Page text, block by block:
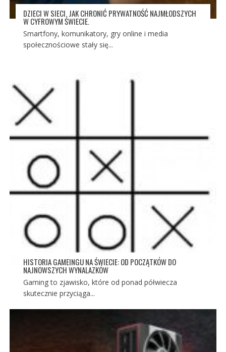
DZIECI W SIECI. JAK CHRONIĆ PRYWATNOŚĆ NAJMŁODSZYCH
W CYFROWYM ŚWIECIE.
Smartfony, komunikatory, gry online i media
społecznościowe stały się...
HISTORIA GAMEINGU NA ŚWIECIE: OD POCZĄTKÓW DO
NAJNOWSZYCH WYNALAZKÓW
Gaming to zjawisko, które od ponad półwiecza
skutecznie przyciąga...